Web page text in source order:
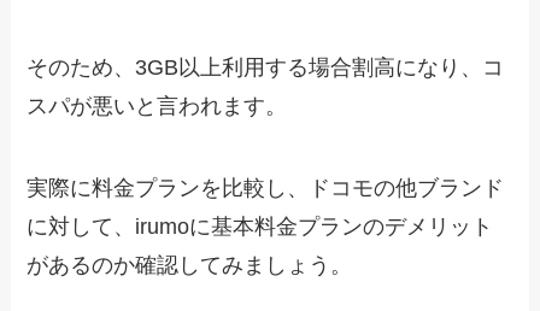
そのため、3GB以上利用する場合割高になり、コ
スパが悪いと言われます。
実際に料金プランを比較し、ドコモの他ブランド
に対して、irumoに基本料金プランのデメリット
があるのか確認してみましょう。